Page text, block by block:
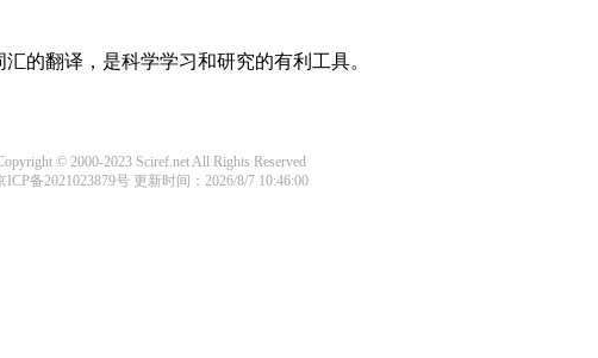
的翻译，是科学学习和研究的有利工具。
© 2000-2023 Sciref.net All Rights Reserved
ICP备2021023879号更新时间：2026/8/7 10:46:00